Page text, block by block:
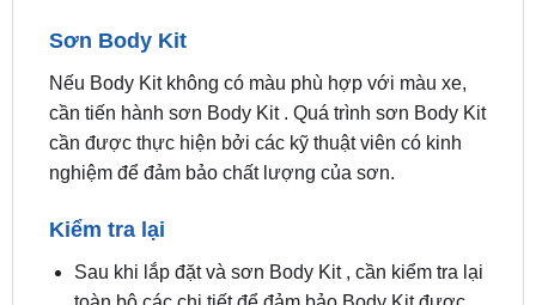
hàng, kỹ thuật viên sẽ lựa chọn phương pháp lắp
đặt phù hợp.
Sơn Body Kit
Nếu Body Kit không có màu phù hợp với màu xe,
cần được thực hiện bởi các kỹ thuật viên có kinh
nghiệm để đảm bảo chất lượng của sơn.